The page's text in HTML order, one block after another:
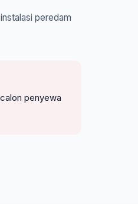
peredam
penyewa